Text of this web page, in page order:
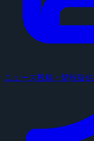
ニュース投稿・情報提供